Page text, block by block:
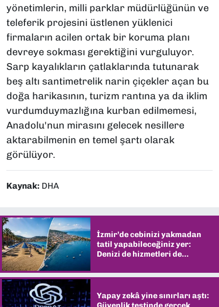
yönetimlerin, milli parklar müdürlüğünün ve
teleferik projesini üstlenen yüklenici
firmaların acilen ortak bir koruma planı
devreye sokması gerektiğini vurguluyor.
Sarp kayalıkların çatlaklarında tutunarak
beş altı santimetrelik narin çiçekler açan bu
doğa harikasının, turizm rantına ya da iklim
vurdumduymazlığına kurban edilmemesi,
Anadolu'nun mirasını gelecek nesillere
aktarabilmenin en temel şartı olarak
görülüyor.
Kaynak: DHA
İzmir’de cebinizi yakmadan
tatil yapabileceğiniz yer:
Denizi de hizmetleri de
Yapay zekâ yine sınırları aştı: